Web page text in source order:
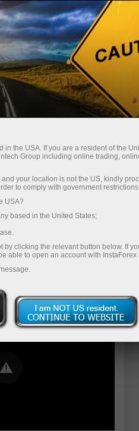
Analytics
InstaForex TV
on March 28: Any
tariff game? (bd)
খুলুন
খুলুন
Video could not
the USA. If you are a resident of the
Group including online trading,
your location is not the US, kindly
to comply with government
USA?
based in the United States;
clicking the relevant button below. If
able to open an account with InstaForex